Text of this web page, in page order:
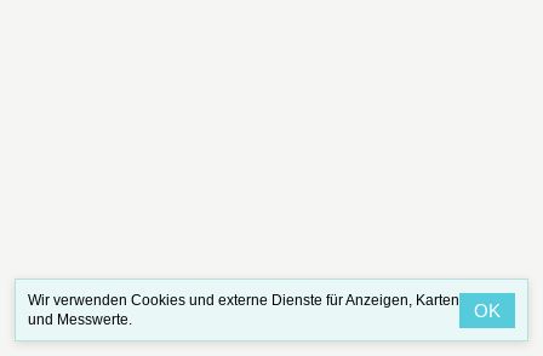
Wir verwenden Cookies und externe Dienste für Anzeigen, Karten
und Messwerte.
OK